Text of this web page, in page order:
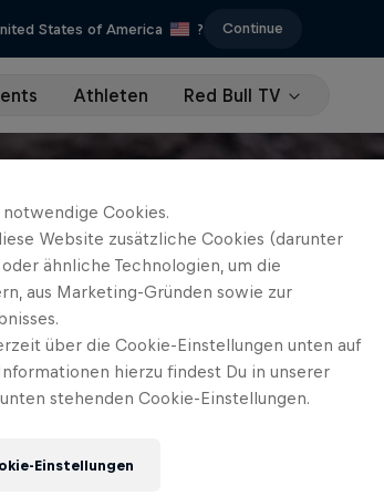
States of America ? Continue
Athleten Red Bull TV
Cookies.
Website zusätzliche Cookies (darunter
ähnliche Technologien, um die
aus Marketing-Gründen sowie zur
über die Cookie-Einstellungen unten auf
hierzu findest Du in unserer
stehenden Cookie-Einstellungen.
Einstellungen